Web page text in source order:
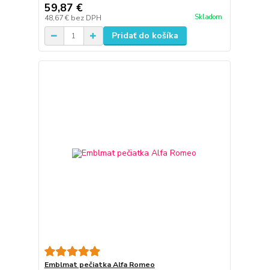
59,87 €
48,67 € bez DPH Skladom
Pridať do košíka
Emblmat pečiatka Alfa Romeo